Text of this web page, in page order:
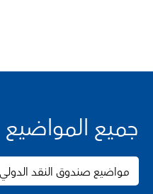
جميع المواضيع
مواضيع صندوق النقد الدولي